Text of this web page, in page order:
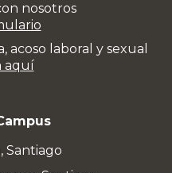
nosotros
acoso laboral y sexual
aquí
Santiago